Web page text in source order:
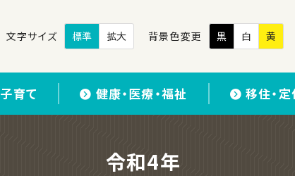
文字サイズ 標準 拡大 背景色変更 黒 白 黄
子育て 健康・医療・福祉 移住・
令和4年